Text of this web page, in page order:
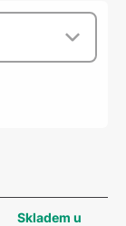
Skladem u